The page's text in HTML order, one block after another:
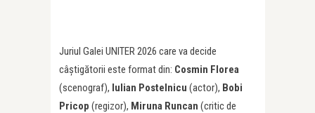
Juriul Galei UNITER 2026 care va decide
câștigătorii este format din: Cosmin Florea
(scenograf), Iulian Postelnicu (actor), Bobi
Pricop (regizor), Miruna Runcan (critic de